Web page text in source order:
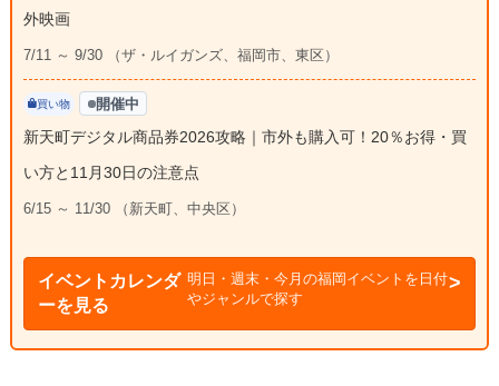
外映画
7/11 ～ 9/30 （ザ・ルイガンズ、福岡市、東区）
買い物 開催中
新天町デジタル商品券2026攻略｜市外も購入可！20％お得・買
い方と11月30日の注意点
6/15 ～ 11/30 （新天町、中央区）
イベントカレンダ
ーを見る
明日・週末・今月の福岡イベントを日付
やジャンルで探す